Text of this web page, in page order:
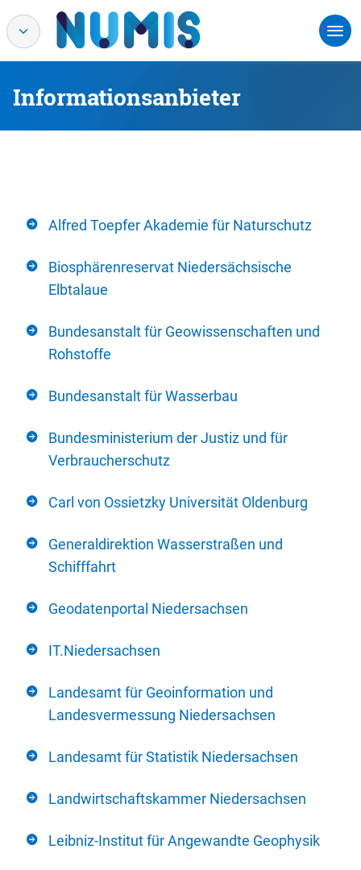
Informationsanbieter
Alfred Toepfer Akademie für Naturschutz
Biosphärenreservat Niedersächsische
Elbtalaue
Bundesanstalt für Geowissenschaften und
Rohstoffe
Bundesanstalt für Wasserbau
Bundesministerium der Justiz und für
Verbraucherschutz
Carl von Ossietzky Universität Oldenburg
Generaldirektion Wasserstraßen und
Schifffahrt
Geodatenportal Niedersachsen
IT.Niedersachsen
Landesamt für Geoinformation und
Landesvermessung Niedersachsen
Landesamt für Statistik Niedersachsen
Landwirtschaftskammer Niedersachsen
Leibniz-Institut für Angewandte Geophysik